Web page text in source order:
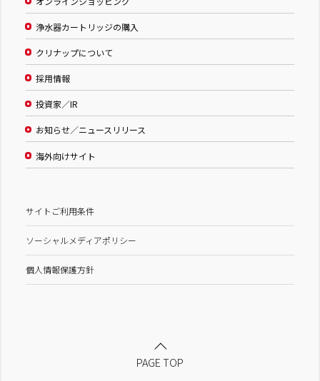
浄水器カートリッジの購入
クリナップについて
採用情報
投資家／IR
お知らせ／ニュースリリース
海外向けサイト
サイトご利用条件
ソーシャルメディアポリシー
個人情報保護方針
PAGE TOP